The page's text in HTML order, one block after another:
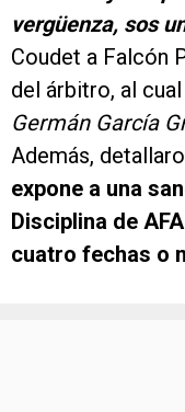
vergüenza, sos
Coudet a Falcón
del árbitro, al
Germán García
Además,
expone a una
Disciplina de
cuatro fechas o